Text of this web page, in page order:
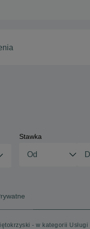
Stawka
- w kategorii Usługi